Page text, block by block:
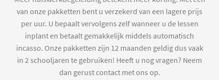
van onze pakketten bent u verzekerd van een lagere prijs
per uur. U bepaalt vervolgens zelf wanneer u de lessen
inplant en betaalt gemakkelijk middels automatisch
incasso. Onze pakketten zijn 12 maanden geldig dus vaak
in 2 schooljaren te gebruiken! Heeft u nog vragen? Neem
dan gerust contact met ons op.